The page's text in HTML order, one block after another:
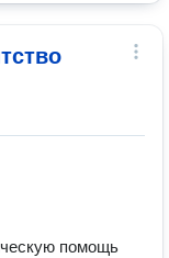
помощь